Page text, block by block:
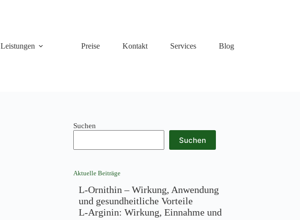
Leistungen Preise Kontakt Services Blog
Suchen
Suchen
Aktuelle Beiträge
L-Ornithin – Wirkung, Anwendung
und gesundheitliche Vorteile
L-Arginin: Wirkung, Einnahme und